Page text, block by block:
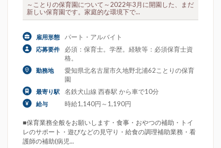
～ことりの保育園について～2022年3月に開園した、まだ
新しい保育園です。家庭的な環境下で...
雇用形態 パート・アルバイト
応募要件
必須：保育士。学歴。経験等：必須保育士資
格。
勤務地
愛知県北名古屋市久地野北浦62ことりの保育
園
最寄り駅 名鉄犬山線 西春駅 から車で10分
給与 時給1,140円～1,190円
■保育業務全般をお願いします・食事・おやつの補助・トイ
レのサポート・遊びなどの見守り・給食の調理補助業務・看
護師の補助(病児...